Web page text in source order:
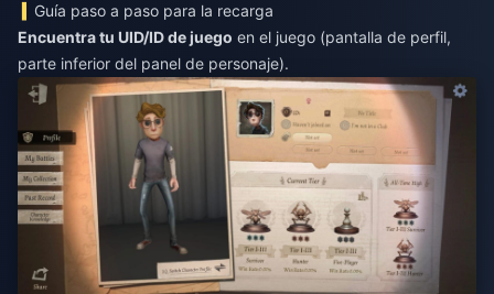
Guía paso a paso para la recarga
Encuentra tu UID/ID de juego en el juego (pantalla de perfil,
parte inferior del panel de personaje).